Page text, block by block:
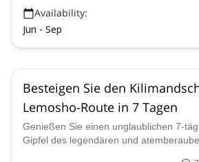
Availability:
Jun - Sep
Besteigen Sie den
Lemosho-Route in 7 Tagen
Genießen Sie einen unglaublichen 7-
Gipfel des legendären und